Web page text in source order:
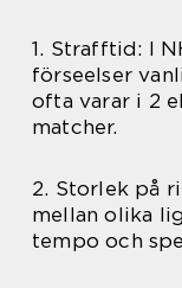
1. Strafftid: I
förseelser
ofta varar i 2
matcher.
2. Storlek på
mellan olika
tempo och